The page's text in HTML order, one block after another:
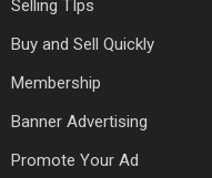
Selling TIps
Buy and Sell Quickly
Membership
Banner Advertising
Promote Your Ad